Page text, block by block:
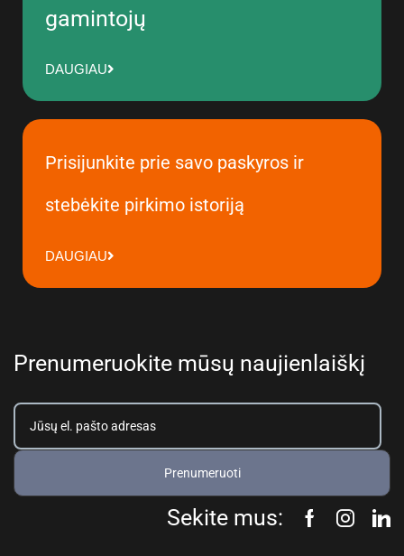
gamintojų
DAUGIAU
Prisijunkite prie savo paskyros ir
stebėkite pirkimo istoriją
DAUGIAU
Prenumeruokite mūsų naujienlaiškį
Prenumeruoti
Sekite mus: